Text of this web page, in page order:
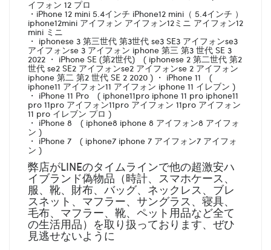
イフォン 12 プロ
・iPhone 12 mini 5.4インチ iPhone12 mini（ 5.4インチ ）
iphone12mini アイフォン アイフォン12ミニ アイフォン12
mini ミニ
・ iphonese 3 第三世代 第3世代 se3 SE3 アイフォンse3
アイフォンse 3 アイフォン iphone 第三 第3 世代 SE 3
2022 ・ iPhone SE (第2世代) ( iphonese 2 第二世代 第2
世代 se2 SE2 アイフォンse2 アイフォンse 2 アイフォン
iphone 第二 第2 世代 SE 2 2020 ) ・ iPhone 11 (
iphone11 アイフォン11 アイフォン iphone 11 イレブン )
・ iPhone 11 Pro ( iphone11pro iphone 11 pro iphone11
pro 11pro アイフォン11pro アイフォン 11pro アイフォン
11 pro イレブン プロ )
・ iPhone 8 ( iphone8 iphone 8 アイフォン8 アイフォ
ン )
・ iPhone 7 ( iphone7 iphone 7 アイフォン7 アイフォ
ン )
弊店がLINEのタイムラインで他の超激安ハ
イブランド偽物品（時計、スマホケース、
服、靴、財布、バッグ、ネックレス、ブレ
スネット、マフラー、サングラス、寝具、
毛布、マフラー、靴、ペット用品など全て
の生活用品）を取り扱っております、ぜひ
見逃せないように